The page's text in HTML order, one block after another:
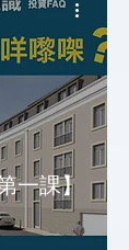
一課】